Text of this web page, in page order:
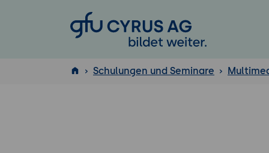
GFU Cyrus AG
Schulungen und Seminare